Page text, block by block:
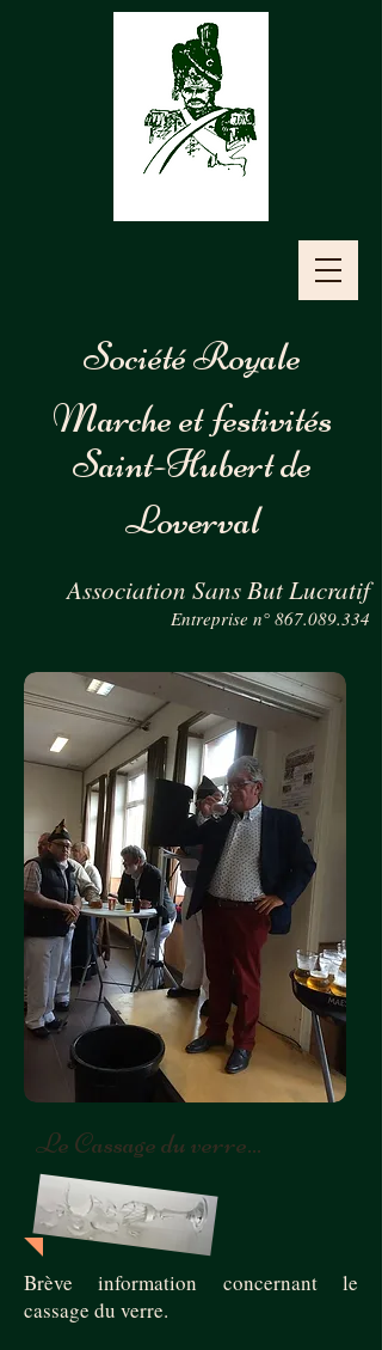
Société Royale
Marche et festivités
Saint-Hubertde
Loverval
Association Sans But Lucratif
Entreprise n° 867.089.334
Le Cassage du verre...
Brève information concernant le
cassage du verre.